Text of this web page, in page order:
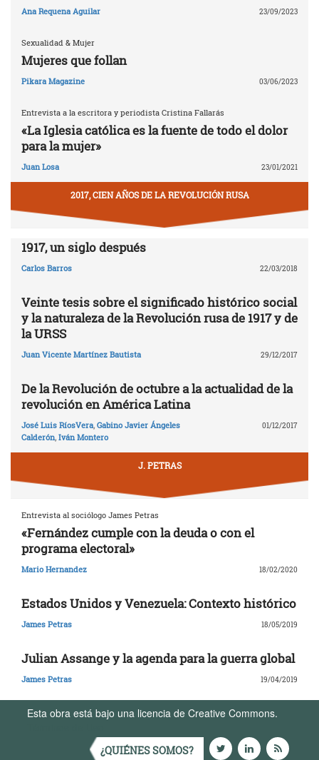
Ana Requena Aguilar 23/09/2023
Sexualidad & Mujer
Mujeres que follan
Pikara Magazine 03/06/2023
Entrevista a la escritora y periodista Cristina Fallarás
«La Iglesia católica es la fuente de todo el dolor
para la mujer»
Juan Losa 23/01/2021
2017, CIEN AÑOS DE LA REVOLUCIÓN RUSA
1917, un siglo después
Carlos Barros 22/03/2018
Veinte tesis sobre el significado histórico social
y la naturaleza de la Revolución rusa de 1917 y de
la URSS
Juan Vicente Martínez Bautista 29/12/2017
De la Revolución de octubre a la actualidad de la
revolución en América Latina
José Luis RíosVera, Gabino Javier Ángeles
Calderón, Iván Montero
01/12/2017
J. PETRAS
Entrevista al sociólogo James Petras
«Fernández cumple con la deuda o con el
programa electoral»
Mario Hernandez 18/02/2020
Estados Unidos y Venezuela: Contexto histórico
James Petras 18/05/2019
Julian Assange y la agenda para la guerra global
James Petras 19/04/2019
Esta obra está bajo una licencia de Creative Commons.
¿QUIÉNES SOMOS?